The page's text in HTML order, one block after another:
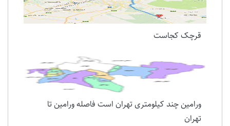
قرچک کجاست
ورامین چند کیلومتری تهران است فاصله ورامین تا
تهران